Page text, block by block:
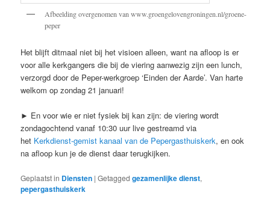
Afbeelding overgenomen van www.groengelovengroningen.nl/groene-
peper
Het blijft ditmaal niet bij het visioen alleen, want na afloop is er
voor alle kerkgangers die bij de viering aanwezig zijn een lunch,
verzorgd door de Peper-werkgroep ‘Einden der Aarde’. Van harte
welkom op zondag 21 januari!
► En voor wie er niet fysiek bij kan zijn: de viering wordt
zondagochtend vanaf 10:30 uur live gestreamd via
het Kerkdienst-gemist kanaal van de Pepergasthuiskerk, en ook
na afloop kun je de dienst daar terugkijken.
Geplaatst in Diensten |Getagged gezamenlijke dienst,
pepergasthuiskerk